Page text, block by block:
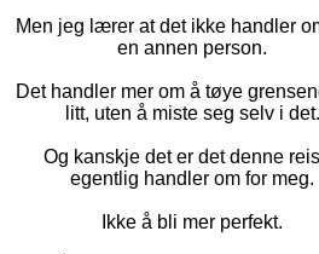
Men jeg lærer at det ikke handler
en annen person.
Det handler mer om å tøye
litt, uten å miste seg selv i det.
Og kanskje det er det denne
egentlig handler om for meg.
Ikke å bli mer perfekt.